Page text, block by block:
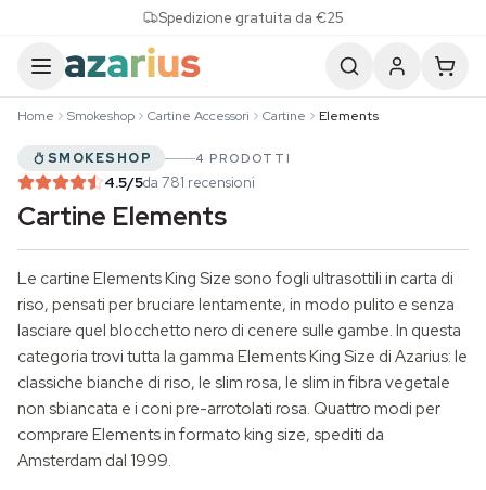
Spedizione gratuita da €25
Home Smokeshop Cartine Accessori Cartine Elements
SMOKESHOP 4 PRODOTTI
4.5/5da 781 recensioni
Cartine Elements
Le cartine ElementsKing Size sono fogli ultrasottili in carta di
riso, pensati per bruciare lentamente, in modo pulito e senza
lasciare quel blocchetto nero di cenere sulle gambe. In questa
categoria trovi tutta la gamma Elements King Size di Azarius: le
classiche bianche di riso, le slim rosa, le slim in fibra vegetale
non sbiancata e i coni pre-arrotolati rosa. Quattro modi per
comprare Elements in formato king size, spediti da
Amsterdam dal 1999.